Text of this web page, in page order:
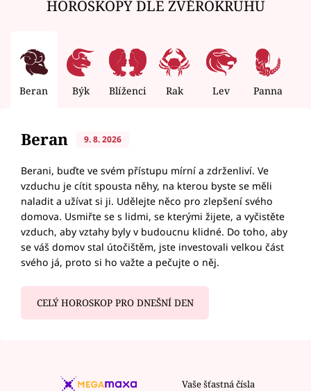
HOROSKOPY DLE ZVĚROKRUHU
Beran Býk Blíženci Rak Lev Panna
Beran 9. 8. 2026
Berani, buďte ve svém přístupu mírní a zdrženliví. Ve
vzduchu je cítit spousta něhy, na kterou byste se měli
naladit a užívat si ji. Udělejte něco pro zlepšení svého
domova. Usmiřte se s lidmi, se kterými žijete, a vyčistěte
vzduch, aby vztahy byly v budoucnu klidné. Do toho, aby
se váš domov stal útočištěm, jste investovali velkou část
svého já, proto si ho važte a pečujte o něj.
CELÝ HOROSKOP PRO DNEŠNÍ DEN
Vaše šťastná čísla